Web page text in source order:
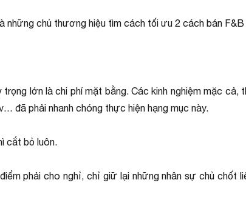
những chủ thương hiệu tìm cách tối ưu 2 cách bán
lớn là chi phí mặt bằng. Các kinh nghiệm mặc
đã phải nhanh chóng thực hiện hạng mục này.
cắt bỏ luôn.
phải cho nghỉ, chỉ giữ lại những nhân sự chủ chốt